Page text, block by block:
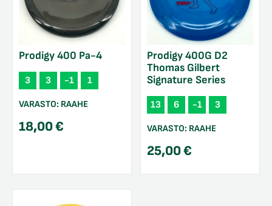
Prodigy 400 Pa-4
3 3 -1 1
VARASTO: RAAHE
18,00€
Prodigy 400G D2
Thomas Gilbert
Signature Series
13 6 -1 3
VARASTO: RAAHE
25,00€